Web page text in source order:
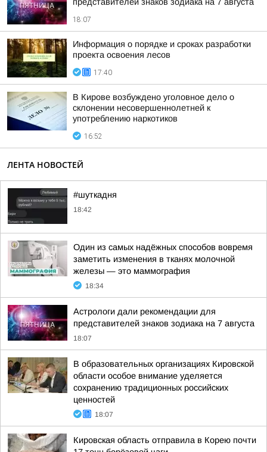
18:07
Информация о порядке и сроках разработки
проекта освоения лесов
17:40
В Кирове возбуждено уголовное дело о
склонении несовершеннолетней к
употреблению наркотиков
16:52
ЛЕНТА НОВОСТЕЙ
#шуткадня
18:42
Один из самых надёжных способов вовремя
заметить изменения в тканях молочной
железы — это маммография
18:34
Астрологи дали рекомендации для
представителей знаков зодиака на 7 августа
18:07
В образовательных организациях Кировской
области особое внимание уделяется
сохранению традиционных российских
ценностей
18:07
Кировская область отправила в Корею почти